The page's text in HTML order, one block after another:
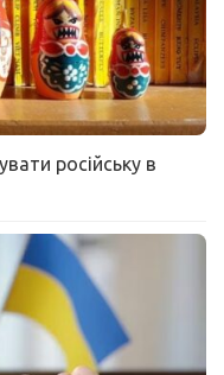
російську в